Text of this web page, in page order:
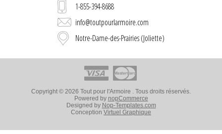
1-855-394-8688
info@toutpourlarmoire.com
Notre-Dame-des-Prairies (Joliette)
Copyright © 2026 Tout pour l'Armoire . Tous droits réservés.
Powered by nopCommerce
Designed by Nop-Templates.com
Conception Virtuel Graphique